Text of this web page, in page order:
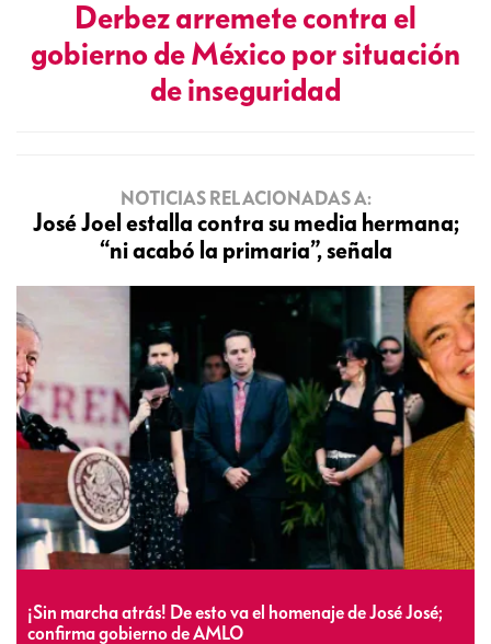
Derbez arremete contra el
gobierno de México por situación
de inseguridad
NOTICIAS RELACIONADAS A:
José Joel estalla contra su media hermana;
“ni acabó la primaria”, señala
¡Sin marcha atrás! De esto va el homenaje de José José;
confirma gobierno de AMLO